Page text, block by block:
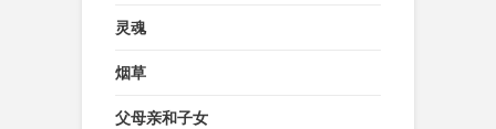
灵魂
烟草
父母亲和子女